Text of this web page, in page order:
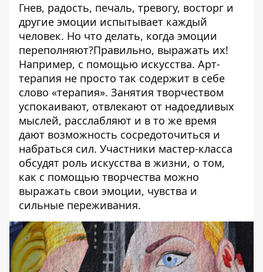
Гнев, радость, печаль, тревогу, восторг и
другие эмоции испытывает каждый
человек. Но что делать, когда эмоции
переполняют?Правильно, выражать их!
Например, с помощью искусства. Арт-
терапия не просто так содержит в себе
слово «терапия». Занятия творчеством
успокаивают, отвлекают от надоедливых
мыслей, расслабляют и в то же время
дают возможность сосредоточиться и
набраться сил. Участники мастер-класса
обсудят роль искусства в жизни, о том,
как с помощью творчества можно
выражать свои эмоции, чувства и
сильные переживания.